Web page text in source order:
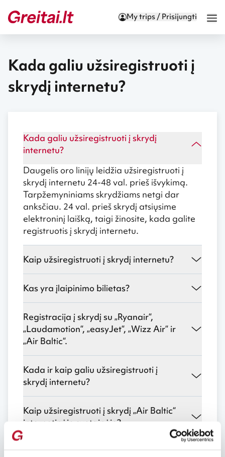
My trips / Prisijungti
Kada galiu užsiregistruoti į
skrydį internetu?
Kada galiu užsiregistruoti į skrydį
internetu?
Daugelis oro linijų leidžia užsiregistruoti į
skrydį internetu 24-48 val. prieš išvykimą.
Tarpžemyniniams skrydžiams netgi dar
anksčiau. 24 val. prieš skrydį atsiųsime
elektroninį laišką, taigi žinosite, kada galite
registruotis į skrydį internetu.
Kaip užsiregistruoti į skrydį internetu?
Kas yra įlaipinimo bilietas?
Registracija į skrydį su „Ryanair“,
„Laudamotion“, „easyJet“, „Wizz Air“ ir
„Air Baltic“.
Kada ir kaip galiu užsiregistruoti į
skrydį internetu?
Kaip užsiregistruoti į skrydį „Air Baltic“
internetinėje svetainėje?